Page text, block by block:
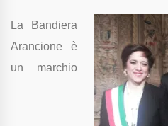
La Bandiera
Arancione è
un marchio